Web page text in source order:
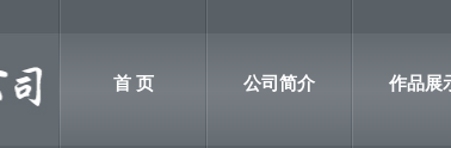
首 页 公司简介 作品展